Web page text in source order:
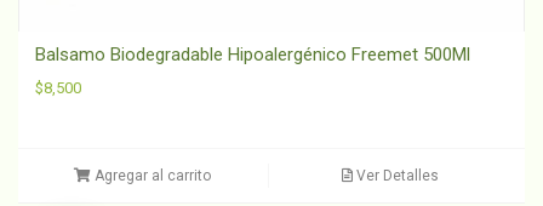
Balsamo Biodegradable Hipoalergénico Freemet 500Ml
$8,500
Agregar al carrito Ver Detalles